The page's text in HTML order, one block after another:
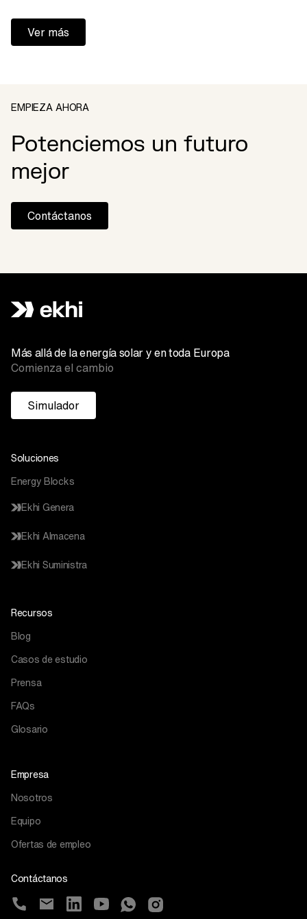
Ver más
EMPIEZA AHORA
Potenciemos un futuro
mejor
Contáctanos
Más allá de la energía solar y en toda Europa
Comienza el cambio
Simulador
Soluciones
Energy Blocks
Ekhi Genera
Ekhi Almacena
Ekhi Suministra
Recursos
Blog
Casos de estudio
Prensa
FAQs
Glosario
Empresa
Nosotros
Equipo
Ofertas de empleo
Contáctanos